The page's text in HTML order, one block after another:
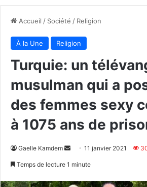
Accueil / Société / Religion
À la Une Religion
Turquie: un
musulman qui a
des femmes sexy
à 1075 ans de
Gaelle Kamdem
Envoyer11 janvier 2021
Temps de lecture 1 minute